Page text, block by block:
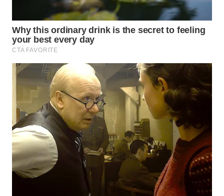
WN
TAPANULI
UTARA
SAMOSIR
PADANG
LAWAS
WN
SUMEDANG